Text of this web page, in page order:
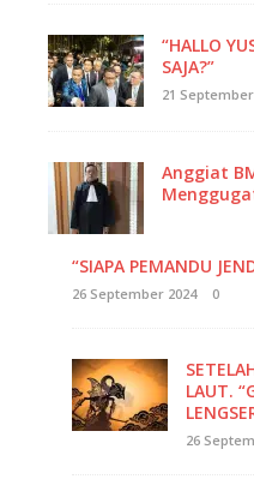
“HALLO
SAJA?”
21
Anggiat
“SIAPA PEMANDU
26 September 2024 0
LAUT.
26